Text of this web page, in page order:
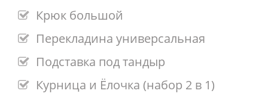
Крюк большой
Перекладина универсальная
Подставка под тандыр
Курница и Ёлочка (набор 2 в 1)